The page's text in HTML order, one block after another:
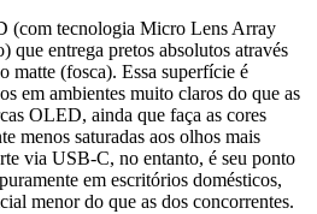
(com tecnologia Micro Lens Array
que entrega pretos absolutos através
matte (fosca). Essa superfície é
em ambientes muito claros do que as
OLED, ainda que faça as cores
menos saturadas aos olhos mais
via USB-C, no entanto, é seu ponto
em escritórios domésticos,
menor do que as dos concorrentes.